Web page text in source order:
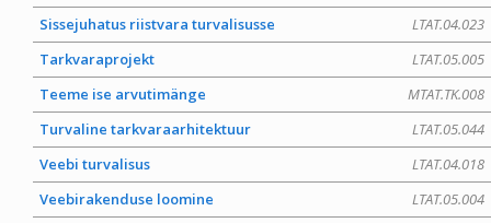
LTAT.04.023
Sissejuhatus riistvara turvalisusse
LTAT.05.005
Tarkvaraprojekt
MTAT.TK.008
Teeme ise arvutimänge
LTAT.05.044
Turvaline tarkvaraarhitektuur
LTAT.04.018
Veebi turvalisus
LTAT.05.004
Veebirakenduse loomine